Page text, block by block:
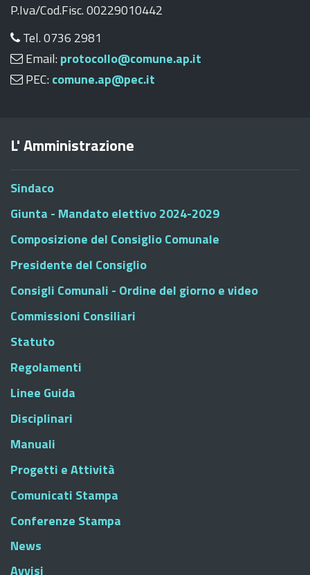
P.Iva/Cod.Fisc. 00229010442
Tel. 0736 2981
Email: protocollo@comune.ap.it
PEC: comune.ap@pec.it
L' Amministrazione
Sindaco
Giunta - Mandato elettivo 2024-2029
Composizione del Consiglio Comunale
Presidente del Consiglio
Consigli Comunali - Ordine del giorno e video
Commissioni Consiliari
Statuto
Regolamenti
Linee Guida
Disciplinari
Manuali
Progetti e Attività
Comunicati Stampa
Conferenze Stampa
News
Avvisi